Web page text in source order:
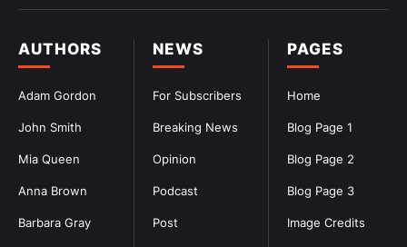
PAGES
Home
Blog Page 1
Blog Page 2
Blog Page 3
Image Credits
NEWS
For Subscribers
Breaking News
Opinion
Podcast
Post
AUTHORS
Adam Gordon
John Smith
Mia Queen
Anna Brown
Barbara Gray